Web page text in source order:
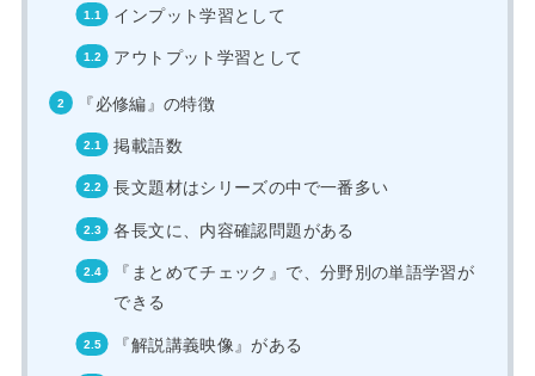
インプット学習として
アウトプット学習として
『必修編』の特徴
掲載語数
長文題材はシリーズの中で一番多い
各長文に、内容確認問題がある
『まとめてチェック』で、分野別の単語学習が
できる
『解説講義映像』がある